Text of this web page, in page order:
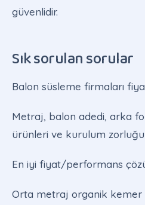
güvenlidir.
Sık sorulan sorular
Balon süsleme firmaları
Metraj, balon adedi, arka
ürünleri ve kurulum
En iyi fiyat/performans
Orta metraj organik kemer